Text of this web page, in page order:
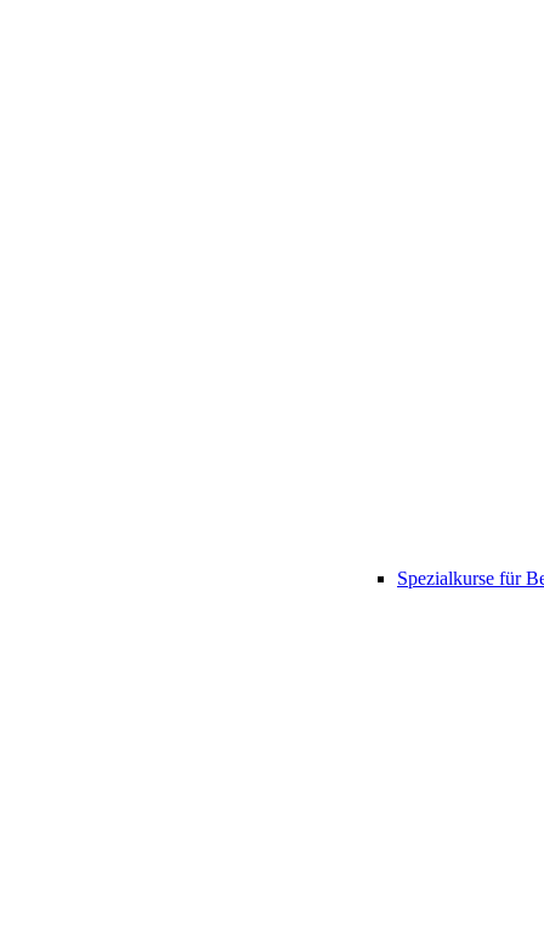
Spezialkurse für